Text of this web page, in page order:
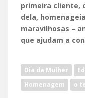
primeira cliente,
dela,
maravilhosas –
que ajudam a
Dia da Mulher
Homenagem
o